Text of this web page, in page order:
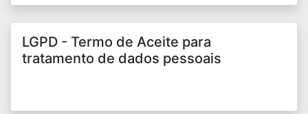
LGPD - Termo de Aceite para
tratamento de dados pessoais